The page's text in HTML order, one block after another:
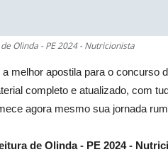
Olinda - PE 2024 - Nutricionista
melhor apostila para o concurso
completo e atualizado, com
agora mesmo sua jornada
de Olinda - PE 2024 -